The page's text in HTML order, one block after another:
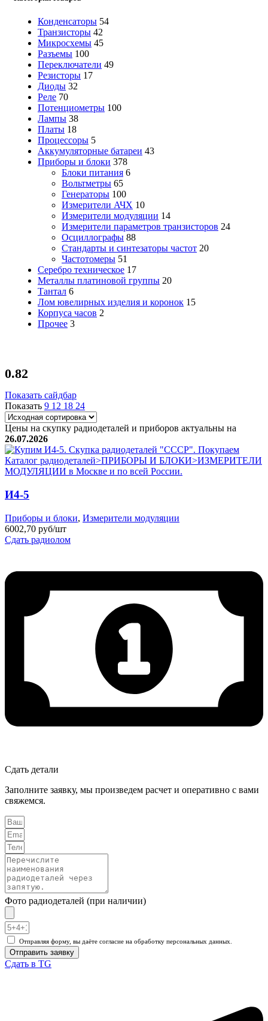
Конденсаторы 54
Транзисторы 42
Микросхемы 45
Разъемы 100
Переключатели 49
Резисторы 17
Диоды 32
Реле 70
Потенциометры 100
Лампы 38
Платы 18
Процессоры 5
Аккумуляторные батареи 43
Приборы и блоки 378
Блоки питания 6
Вольтметры 65
Генераторы 100
Измерители АЧХ 10
Измерители модуляции 14
Измерители параметров транзисторов 24
Осциллографы 88
Стандарты и синтезаторы частот 20
Частотомеры 51
Серебро техническое 17
Металлы платиновой группы 20
Тантал 6
Лом ювелирных изделия и коронок 15
Корпуса часов 2
Прочее 3
0.82
Показать сайдбар
Показать 9 12 18 24
Цены на скупку радиодеталей и приборов актуальны на
26.07.2026
И4-5
Приборы и блоки, Измерители модуляции
6002,70 руб/шт
Сдать радиолом
Сдать детали
Заполните заявку, мы произведем расчет и оперативно с вами
свяжемся.
Фото радиодеталей (при наличии)
Отправляя форму, вы даёте согласие на обработку персональных данных.
Отправить заявку
Сдать в TG